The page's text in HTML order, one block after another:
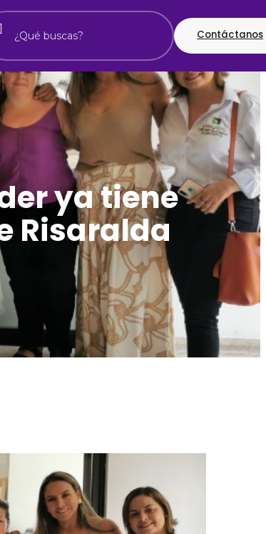
Contáctanos
ya tiene
Risaralda